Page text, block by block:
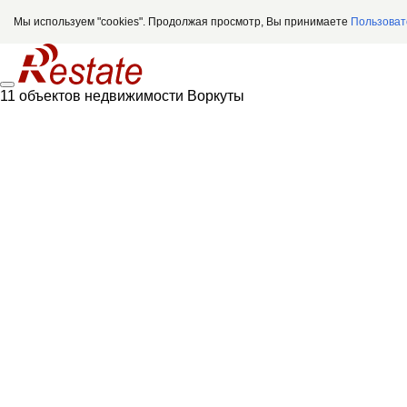
Мы используем "cookies". Продолжая просмотр, Вы принимаете
11 объектов недвижимости Воркуты